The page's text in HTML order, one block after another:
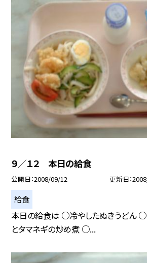
９／１２ 本日の給食
公開日 2008/09/12 更新日
給食
本日の給食は ○冷やしたぬきうどん ○
とタマネギの炒め煮 ○...